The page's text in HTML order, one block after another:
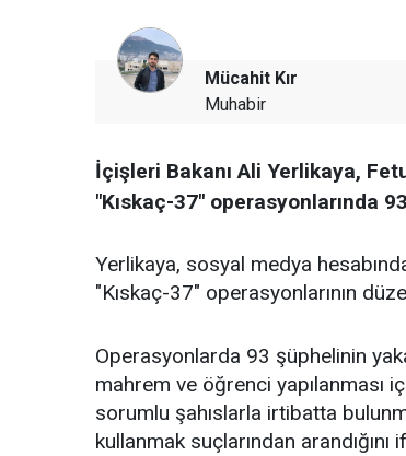
Mücahit Kır
Muhabir
İçişleri Bakanı Ali Yerlikaya,
"Kıskaç-37" operasyonlarında
Yerlikaya, sosyal medya
"Kıskaç-37" operasyonlarının
Operasyonlarda 93 şüphelinin
mahrem ve öğrenci yapılanması
sorumlu şahıslarla irtibatta
kullanmak suçlarından arandığını